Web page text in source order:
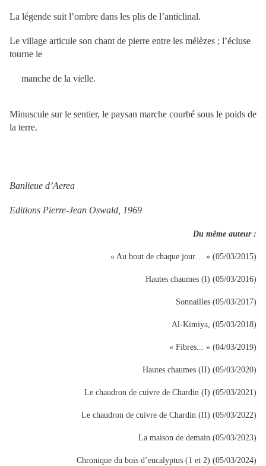
La légende suit l’ombre dans les plis de l’anticlinal.
Le village articule son chant de pierre entre les mélèzes ; l’écluse
tourne le
manche de la vielle.
Minuscule sur le sentier, le paysan marche courbé sous le poids de
la terre.
Banlieue d’Aerea
Editions Pierre-Jean Oswald, 1969
Du même auteur :
« Au bout de chaque jour… » (05/03/2015)
Hautes chaumes (I) (05/03/2016)
Sonnailles (05/03/2017)
Al-Kimiya, (05/03/2018)
« Fibres... » (04/03/2019)
Hautes chaumes (II) (05/03/2020)
Le chaudron de cuivre de Chardin (I) (05/03/2021)
Le chaudron de cuivre de Chardin (II) (05/03/2022)
La maison de demain (05/03/2023)
Chronique du bois d’eucalyptus (1 et 2) (05/03/2024)